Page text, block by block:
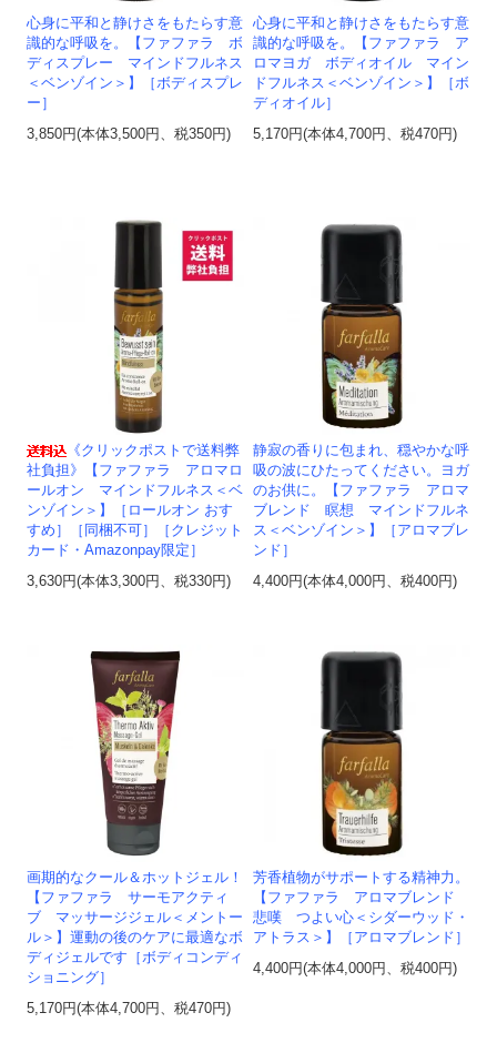
心身に平和と静けさをもたらす意
識的な呼吸を。【ファファラ ボ
ディスプレー マインドフルネス
＜ベンゾイン＞】［ボディスプレ
ー］
3,850円(本体3,500円、税350円)
心身に平和と静けさをもたらす意
識的な呼吸を。【ファファラ ア
ロマヨガ ボディオイル マイン
ドフルネス＜ベンゾイン＞】［ボ
ディオイル］
5,170円(本体4,700円、税470円)
《クリックポストで送料弊
社負担》【ファファラ アロマロ
ールオン マインドフルネス＜ベ
ンゾイン＞】［ロールオン おす
すめ］［同梱不可］［クレジット
カード・Amazonpay限定］
3,630円(本体3,300円、税330円)
静寂の香りに包まれ、穏やかな呼
吸の波にひたってください。ヨガ
のお供に。【ファファラ アロマ
ブレンド 瞑想 マインドフルネ
ス＜ベンゾイン＞】［アロマブレ
ンド］
4,400円(本体4,000円、税400円)
画期的なクール＆ホットジェル！
【ファファラ サーモアクティ
ブ マッサージジェル＜メントー
ル＞】運動の後のケアに最適なボ
ディジェルです［ボディコンディ
ショニング］
5,170円(本体4,700円、税470円)
芳香植物がサポートする精神力。
【ファファラ アロマブレンド
悲嘆 つよい心＜シダーウッド・
アトラス＞】［アロマブレンド］
4,400円(本体4,000円、税400円)